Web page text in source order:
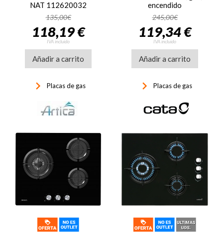
NAT 112620032
135,00€
118,19 €
IVA incluido
Añadir a carrito
keyboard_arrow_right Placas de gas
encendido
eléctrico, cristal gas,
negro
245,00€
119,34 €
IVA incluido
Añadir a carrito
keyboard_arrow_right Placas de gas